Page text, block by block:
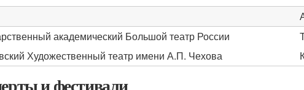
академический Большой театр России
Художественный театр имени А.П. Чехова